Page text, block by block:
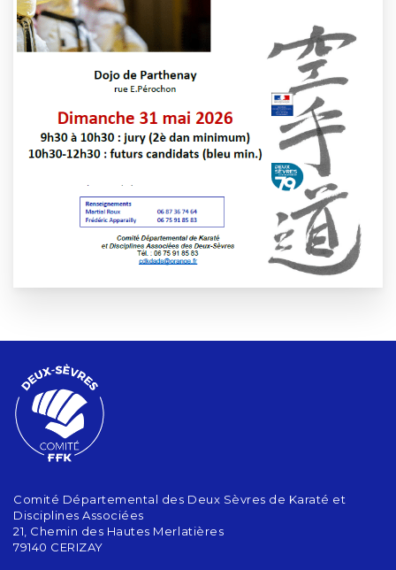
Comité Départemental des Deux Sèvres de Karaté et
Disciplines Associées
21, Chemin des Hautes Merlatières
79140 CERIZAY